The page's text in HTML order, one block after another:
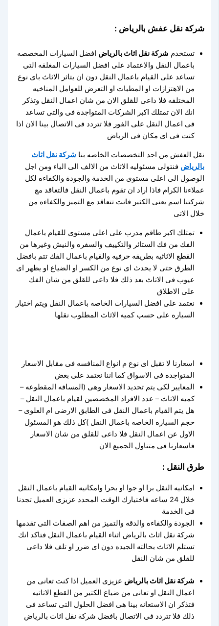
شركة نقل عفش بالرياض :
تستخدم شركة نقل اثاث بالرياض افضل السيارات المخصصه
باعمال النقل والاعتماد على افضل السيارات المغلقه التى
تساعد على القيام باعمال النقل دون ان يتاثر الاثاث باى نوع
من الاهتزازات او المطبات او التعرض للعوامل المناخيه
المختلفه فلا داعى للقلق الان من شان اعمال النقل وتذكر
انك الان تمتلك اكبر الشركات المتواجدة فى والتى تساعد
فى اعمال النقل على الفور فلا تتردد فى الاتصال بينا الان اذا
كنت فى اى مكان فى الرياض
نقل العفش من احد التخصصات الخاصه بنا شركة نقل اثاث
بالرياض فنتولى مسئوليه الاثاث من الالف الى الياء ومن اجل
الوصول الى اعلى مستوى من الخدمة والجودة والكفاءه لكل
عملاءنا الكرام فاذا اراد ان تقوم باعمال النقل فالتعاقد مع
شركتنا اسم يعنى الكثير فانت تتعاقد مع التميز والكفاءه من
خلال الاتى
تمتلك اكبر طاقم مدرب على اعلى مستوى للقيام باعمال
الفك من فك الستائر والتكييف والسفره والنيش وغيرها من
القطع الاثاثيه بطريقه حرفيه والقيام باعمال الفك تتم بافضل
الطرق حتى لا يحدث اى نوع من الكسر او الضياع او يظهر اى
عيوب فى الاثاث بعد ذلك فلا داعى للقلق من شان الفك
على الاطلاق
نعتمد على افضل السيارات الخاصه باعمال النقل ويتم اختيار
السياره على حسب كميه الاثاث المطلوب نقلها
اسعارنا لا تقبل اى نوع م انواع المنافسه فى مقابل الاسعار
المتواجده فى الاسواق كما اننا نعتمد على بعض
المعايير لكى يتم تحديد الاسعار وهى (المسافه المقطوعه –
كميه الاثاث – عدد الافراد المخصصين لقيام باعمال النقل –
هل يتم القيام باعمال النقل فى الطابق الارضى ام العلوى –
حجم السياره الخاصه باعمال النقل )كل ذلك هو المسئول
الاول عن اعمال النقل فلا داعى للقلق من شان الاسعار
فاسعارنا فى متناول الجميع الان
طرق النقل :
امكانيه النقل برا او جوا او بحرا وامكانيه القيام باعمال النقل
خلال 24 ساعه فاختيارك الوقت المحدد عزيزى العميل تجدنا
فى الخدمة
الجودة والكفاءه والدقه والتميز من اهم الصفات التى تقدمها
شركة نقل اثاث بالرياض اثناء القيام باعمال النقل فتاكد انك
تستلم الاثاث بحالته الجيده دون اى ضرر او تلف فلا داعى
للقلق من شان النقل
شركة نقل اثاث بالرياض عزيزى العميل اذا كنت تعانى من
اعمال النقل او تعانى من ضياع الكثير من القطع الاثاثيه
فتذكر ان الاستعانه بينا هى افضل الحلول التى تساعد فى
ذلك فلا تتردد فى الاتصال بافضل شركة نقل اثاث بالرياض